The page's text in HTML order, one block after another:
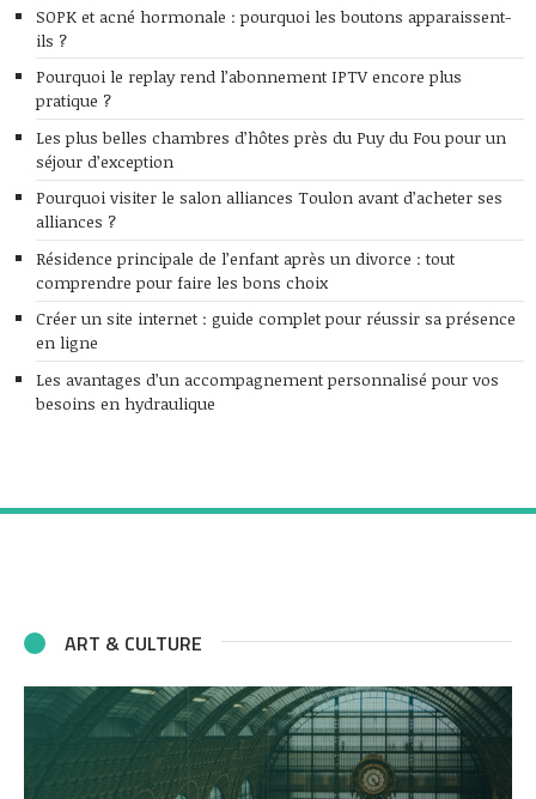
SOPK et acné hormonale : pourquoi les boutons apparaissent-
ils ?
Pourquoi le replay rend l’abonnement IPTV encore plus
pratique ?
Les plus belles chambres d’hôtes près du Puy du Fou pour un
séjour d’exception
Pourquoi visiter le salon alliances Toulon avant d’acheter ses
alliances ?
Résidence principale de l’enfant après un divorce : tout
comprendre pour faire les bons choix
Créer un site internet : guide complet pour réussir sa présence
en ligne
Les avantages d’un accompagnement personnalisé pour vos
besoins en hydraulique
ART & CULTURE